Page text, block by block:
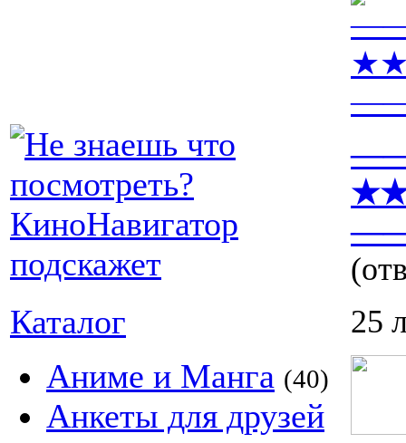
Каталог
Аниме и Манга (40)
Анкеты для друзей
25